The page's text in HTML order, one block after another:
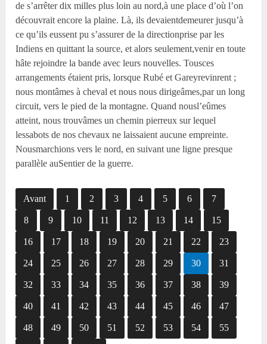
de s’arrêter dix milles plus loin au nord,à une place d’où l’on
découvrait encore la plaine. Là, ils devaientdemeurer jusqu’à
ce qu’ils eussent pu s’assurer de la directionprise par les
Indiens en quittant la source, et alors seulement,venir en toute
hâte rejoindre la bande avec leurs nouvelles. Tousces
arrangements étaient pris, lorsque Rubé et Gareyrevinrent ;
nous montâmes à cheval et nous nous dirigeâmes,par un long
circuit, vers le pied de la montagne. Quand nousl’eûmes
atteint, nous trouvâmes un chemin pierreux sur lequel
lessabots de nos chevaux ne laissaient aucune empreinte.
Nousmarchions vers le nord, en suivant une ligne presque
parallèle auSentier de la guerre.
Avant 1 2 3 4 5 6 7
8 9 10 11 12 13 14 15
16 17 18 19 20 21 22 23
24 25 26 27 28 29 30 31
32 33 34 35 36 37 38 39
40 41 42 43 44 45 46 47
48 49 50 51 52 53 54 55